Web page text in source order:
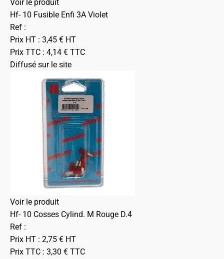
Voir le produit
Hf- 10 Fusible Enfi 3A Violet
Ref :
Prix HT : 3,45 € HT
Prix TTC : 4,14 € TTC
Diffusé sur le site
Voir le produit
Hf- 10 Cosses Cylind. M Rouge D.4
Ref :
Prix HT : 2,75 € HT
Prix TTC : 3,30 € TTC